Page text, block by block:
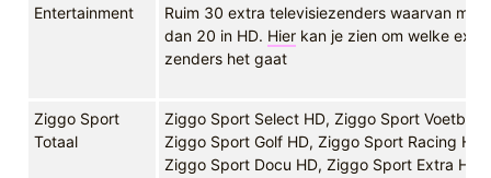
Entertainment
Ruim 30 extra televisiezenders waarvan meer
dan 20 in HD. Hier kan je zien om welke extra
zenders het gaat
Ziggo Sport
Totaal
Ziggo Sport Select HD, Ziggo Sport Voetbal
Ziggo Sport Golf HD, Ziggo Sport Racing HD,
Ziggo Sport Docu HD, Ziggo Sport Extra HD